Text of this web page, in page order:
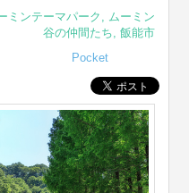
ミンテーマパーク , ムーミン
谷の仲間たち, 飯能市
Pocket